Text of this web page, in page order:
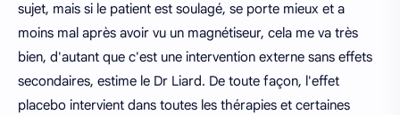
sujet, mais si le patient est soulagé, se porte mieux et a
moins mal après avoir vu un magnétiseur, cela me va très
bien, d'autant que c'est une intervention externe sans effets
secondaires, estime le Dr Liard. De toute façon, l'effet
placebo intervient dans toutes les thérapies et certaines